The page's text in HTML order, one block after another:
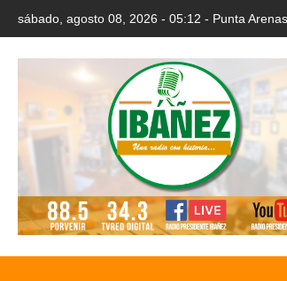
sábado, agosto 08, 2026 - 05:12 - Punta